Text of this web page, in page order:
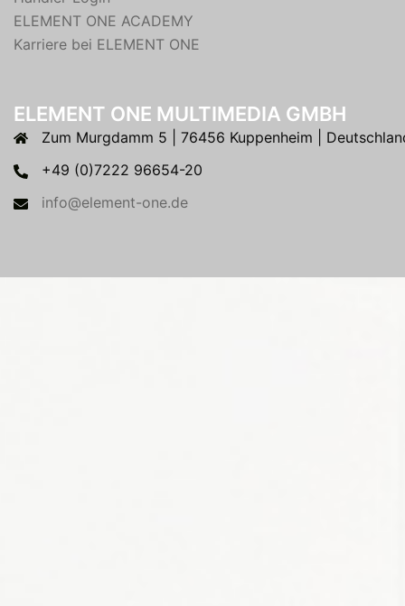
ELEMENT ONE ACADEMY
Karriere bei ELEMENT ONE
ELEMENT ONE MULTIMEDIA GMBH
Zum Murgdamm 5 | 76456 Kuppenheim |
+49 (0)7222 96654-20
info@element-one.de